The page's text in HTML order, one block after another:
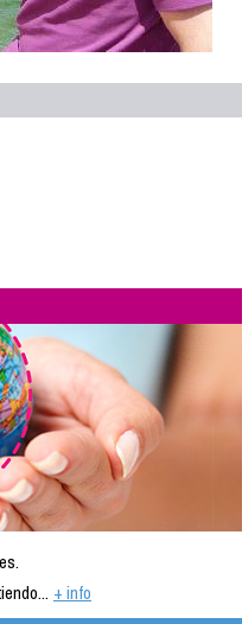
+ info